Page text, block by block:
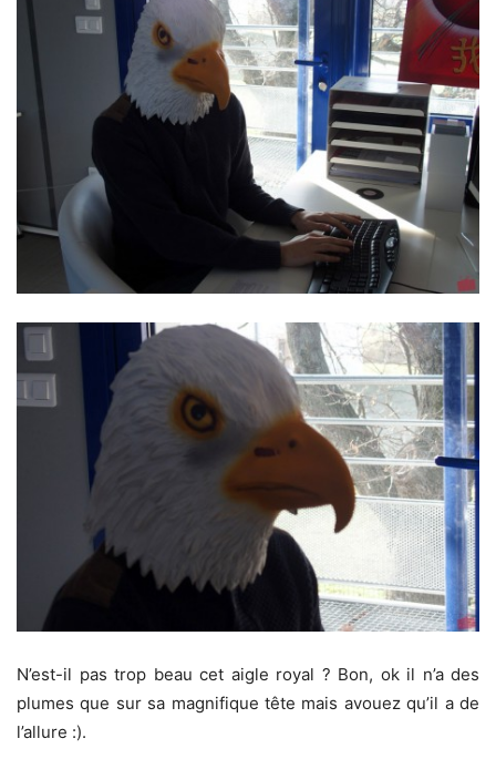
N’est-il pas trop beau cet aigle royal ? Bon, ok il n’a des
plumes que sur sa magnifique tête mais avouez qu’il a de
l’allure :).